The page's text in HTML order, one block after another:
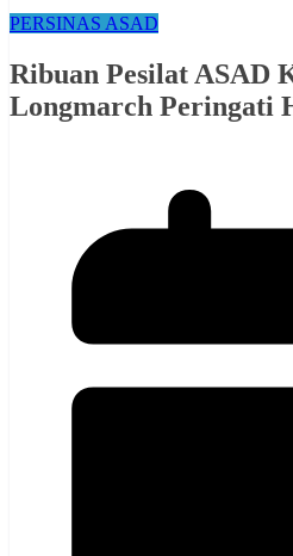
PERSINAS ASAD
Ribuan Pesilat ASAD
Longmarch Peringati